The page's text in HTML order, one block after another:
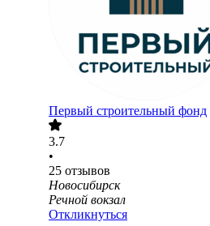
Первый строительный фонд
3.7
•
25 отзывов
Новосибирск
Речной вокзал
Откликнуться